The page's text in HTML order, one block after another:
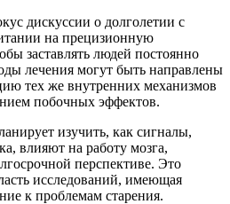
дискуссии о долголетии с
на прецизионную
заставлять людей постоянно
лечения могут быть направлены
тех же внутренних механизмов
побочных эффектов.
изучить, как сигналы,
влияют на работу мозга,
перспективе. Это
исследований, имеющая
к проблемам старения.